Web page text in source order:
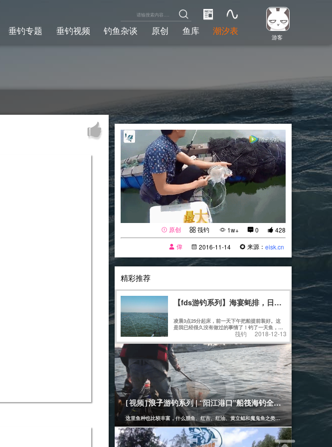
游客
垂钓专题 垂钓视频 钓鱼杂谈 原创 鱼库 潮汐表
原创 筏钓 1w+ 0
428
偉
2016-11-14 来源：eisk.cn
精彩推荐
【fds游钓系列】海宴蚝排，日水出击
凌晨3点25分起床，前一天下午把船提前装好。这
是我已经很久没有做过的事情了！钓了一天鱼，天
黑归航，装船上车，看了一下时间是21点21
筏钓 2018-12-13
[筏钓] 2019-11-14
[视频]浪子游钓系列 | “阳江港口”船筏海钓全攻略
这里鱼种也比较丰富，什么腊鱼、红古、红油、黄立鲳和魔鬼鱼之类的通通都有！
[筏钓] 2021-04-29